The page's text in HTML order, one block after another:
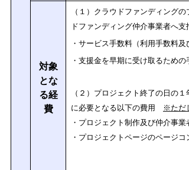
対象
とな
る経
費
（１）クラウドファンディング
ドファンディング仲介事業者へ支
・サービス手数料（利用手数料及
・支援金を早期に受け取るための
（２）プロジェクト終了の日の
に必要となる以下の費用
※ただ
・プロジェクト制作及び仲介事業
・プロジェクトページのページ